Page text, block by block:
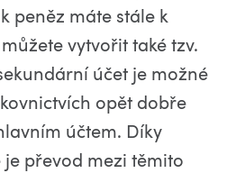
peněz máte stále k
vytvořit také tzv.
účet je možné
opět dobře
účtem. Díky
převod mezi těmito